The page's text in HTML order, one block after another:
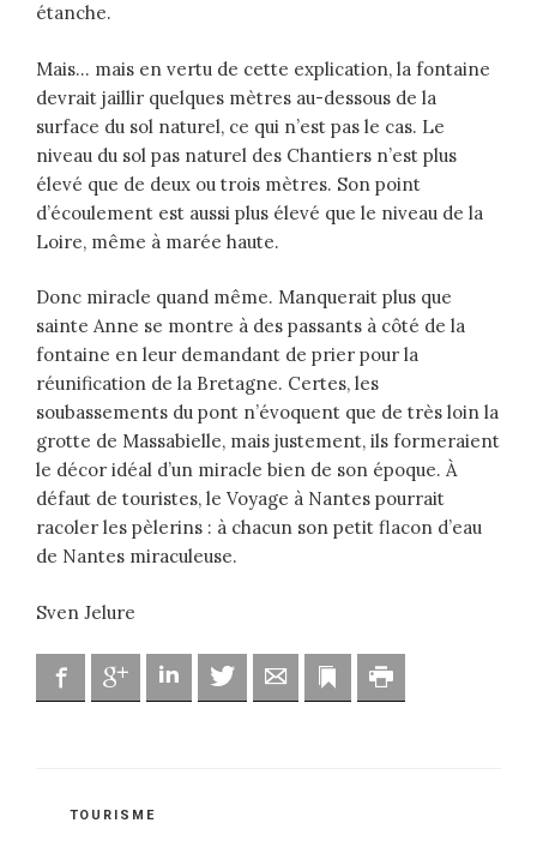
étanche.
Mais… mais en vertu de cette explication, la fontaine
devrait jaillir quelques mètres au-dessous de la
surface du sol naturel, ce qui n’est pas le cas. Le
niveau du sol pas naturel des Chantiers n’est plus
élevé que de deux ou trois mètres. Son point
d’écoulement est aussi plus élevé que le niveau de la
Loire, même à marée haute.
Donc miracle quand même. Manquerait plus que
sainte Anne se montre à des passants à côté de la
fontaine en leur demandant de prier pour la
réunification de la Bretagne. Certes, les
soubassements du pont n’évoquent que de très loin la
grotte de Massabielle, mais justement, ils formeraient
le décor idéal d’un miracle bien de son époque. À
défaut de touristes, le Voyage à Nantes pourrait
racoler les pèlerins : à chacun son petit flacon d’eau
de Nantes miraculeuse.
Sven Jelure
FacebookGoogle Linkedin Twitter Adresse mailMarque-page
CATÉGORIES
TOURISME